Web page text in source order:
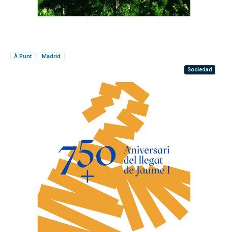
À Punt
Madrid
Sociedad